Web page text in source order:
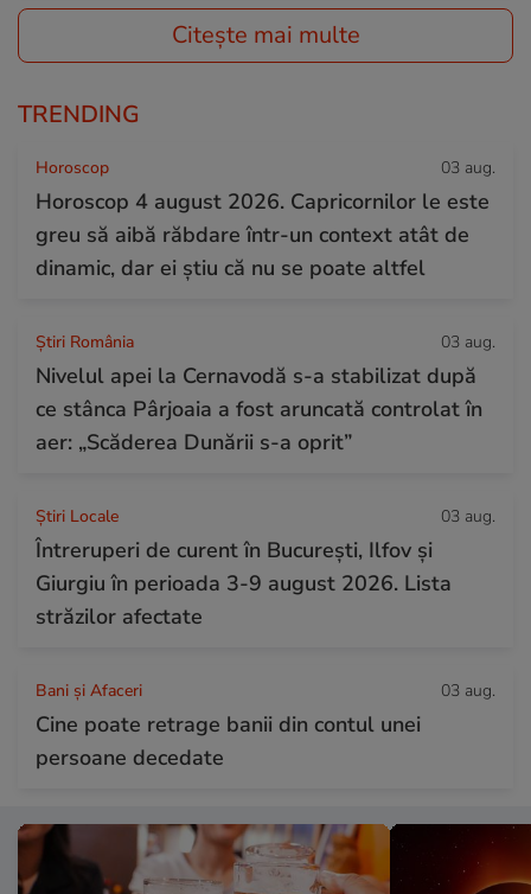
Citește mai multe
TRENDING
Horoscop 03 aug.
Horoscop 4 august 2026. Capricornilor le este
greu să aibă răbdare într-un context atât de
dinamic, dar ei știu că nu se poate altfel
Știri România 03 aug.
Nivelul apei la Cernavodă s-a stabilizat după
ce stânca Pârjoaia a fost aruncată controlat în
aer: „Scăderea Dunării s-a oprit”
Știri Locale 03 aug.
Întreruperi de curent în București, Ilfov și
Giurgiu în perioada 3-9 august 2026. Lista
străzilor afectate
Bani și Afaceri 03 aug.
Cine poate retrage banii din contul unei
persoane decedate